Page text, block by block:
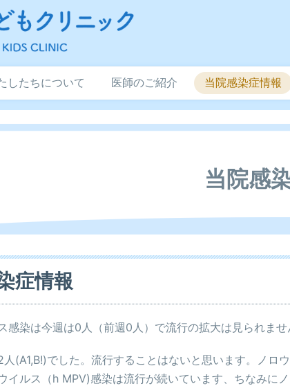
したちについて 医師のご紹介 当院感染症情報
当院感
症情報
感染は今週は0人（前週0人）で流行の拡大は見られませ
(A1,B!)でした。流行することはないと思います。ノロ
イルス（h MPV)感染は流行が続いています、ちなみに